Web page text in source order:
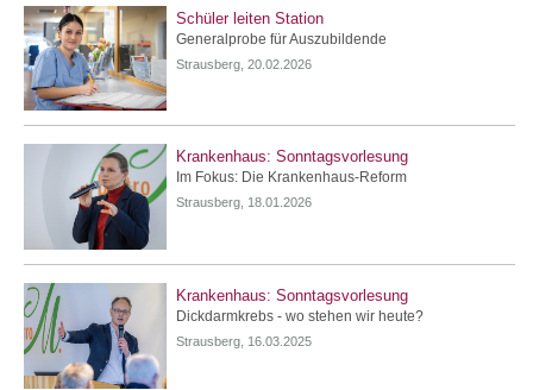
Schüler leiten Station
Generalprobe für Auszubildende
Strausberg, 20.02.2026
Krankenhaus: Sonntagsvorlesung
Im Fokus: Die Krankenhaus-Reform
Strausberg, 18.01.2026
Krankenhaus: Sonntagsvorlesung
Dickdarmkrebs - wo stehen wir heute?
Strausberg, 16.03.2025